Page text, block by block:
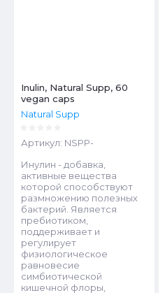
Inulin, Natural Supp, 60
vegan caps
Natural Supp
Артикул: NSPP-
Инулин - добавка,
активные вещества
которой способствуют
размножению полезных
бактерий. Является
пребиотиком,
поддерживает и
регулирует
физиологическое
равновесие
симбиотической
кишечной флоры,